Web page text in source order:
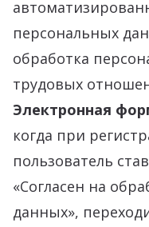
персональных
обработка
трудовых
Электронная
когда при
пользователь
«Согласен на
данных»,